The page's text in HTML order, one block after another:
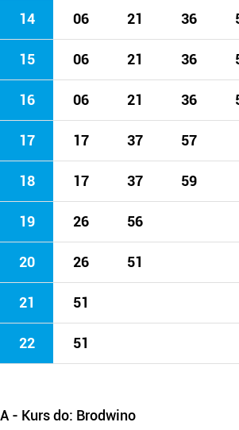
14 06 21 36
15 06 21 36
16 06 21 36
17 17 37 57
18 17 37 59
19 26 56
20 26 51
21 51
22 51
A - Kurs do: Brodwino